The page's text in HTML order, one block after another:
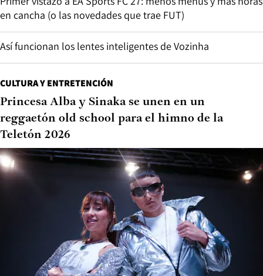
en cancha (o las novedades que trae FUT)
Así funcionan los lentes inteligentes de Vozinha
CULTURA Y ENTRETENCIÓN
Princesa Alba y Sinaka se unen en un
reggaetón old school para el himno de la
Teletón 2026